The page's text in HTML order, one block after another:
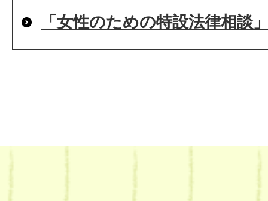
「女性のための特設法律相談